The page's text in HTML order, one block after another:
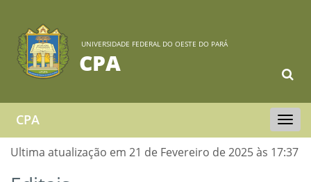
UNIVERSIDADE FEDERAL DO OESTE DO PARÁ
CPA
Toggle
CPA
Ultima atualização em 21 de Fevereiro de 2025 às 17:37